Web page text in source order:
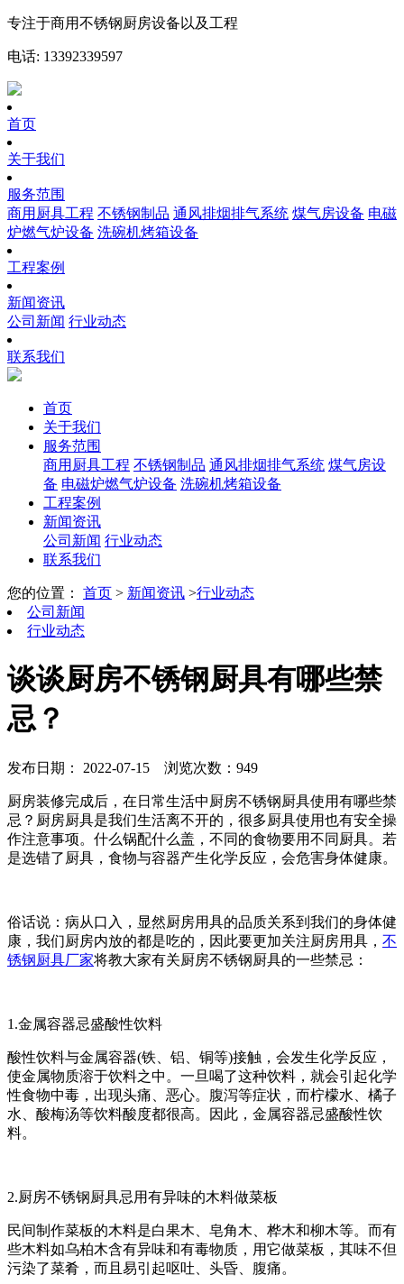
专注于商用不锈钢厨房设备以及工程
电话: 13392339597
首页
关于我们
服务范围
商用厨具工程 不锈钢制品 通风排烟排气系统 煤气房设备 电磁
炉燃气炉设备 洗碗机烤箱设备
工程案例
新闻资讯
公司新闻 行业动态
联系我们
首页
关于我们
服务范围
商用厨具工程 不锈钢制品 通风排烟排气系统 煤气房设
备 电磁炉燃气炉设备 洗碗机烤箱设备
工程案例
新闻资讯
公司新闻 行业动态
联系我们
您的位置： 首页 > 新闻资讯 >行业动态
公司新闻
行业动态
谈谈厨房不锈钢厨具有哪些禁
忌？
发布日期： 2022-07-15 浏览次数：949
厨房装修完成后，在日常生活中厨房不锈钢厨具使用有哪些禁
忌？厨房厨具是我们生活离不开的，很多厨具使用也有安全操
作注意事项。什么锅配什么盖，不同的食物要用不同厨具。若
是选错了厨具，食物与容器产生化学反应，会危害身体健康。
俗话说：病从口入，显然厨房用具的品质关系到我们的身体健
康，我们厨房内放的都是吃的，因此要更加关注厨房用具， 不
锈钢厨具厂家将教大家有关厨房不锈钢厨具的一些禁忌：
1.金属容器忌盛酸性饮料
酸性饮料与金属容器(铁、铝、铜等)接触，会发生化学反应，
使金属物质溶于饮料之中。一旦喝了这种饮料，就会引起化学
性食物中毒，出现头痛、恶心。腹泻等症状，而柠檬水、橘子
水、酸梅汤等饮料酸度都很高。因此，金属容器忌盛酸性饮
料。
2.厨房不锈钢厨具忌用有异味的木料做菜板
民间制作菜板的木料是白果木、皂角木、桦木和柳木等。而有
些木料如乌柏木含有异味和有毒物质，用它做菜板，其味不但
污染了菜肴，而且易引起呕吐、头昏、腹痛。